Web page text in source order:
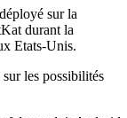
sur la
durant la
Etats-Unis.
les possibilités